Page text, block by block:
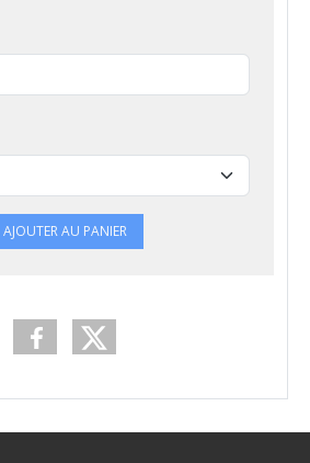
AJOUTER AU PANIER